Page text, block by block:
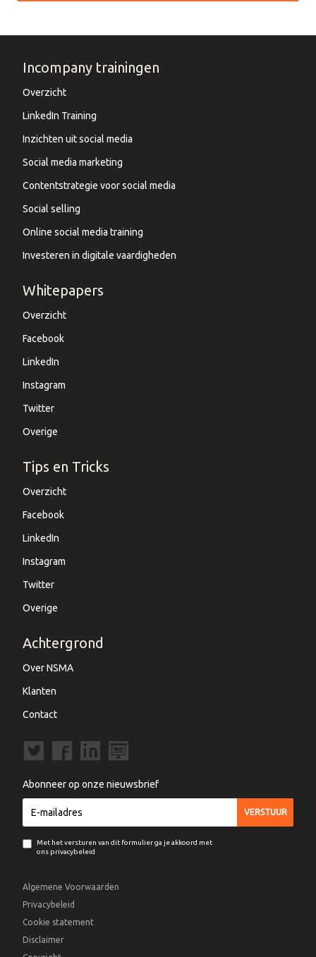
Incompany trainingen
Overzicht
LinkedIn Training
Inzichten uit social media
Social media marketing
Contentstrategie voor social media
Social selling
Online social media training
Investeren in digitale vaardigheden
Whitepapers
Overzicht
Facebook
LinkedIn
Instagram
Twitter
Overige
Tips en Tricks
Overzicht
Facebook
LinkedIn
Instagram
Twitter
Overige
Achtergrond
Over NSMA
Klanten
Contact
Abonneer op onze nieuwsbrief
Met het versturen van dit formulier ga je akkoord met
ons privacybeleid
Algemene Voorwaarden
Privacybeleid
Cookie statement
Disclaimer